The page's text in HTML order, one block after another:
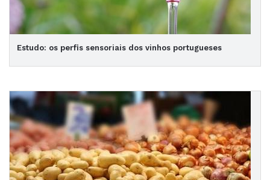
Estudo: os perfis sensoriais dos vinhos portugueses